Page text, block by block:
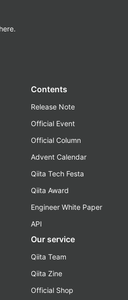
Contents
Release Note
Official Event
Official Column
Advent Calendar
Qiita Tech Festa
Qiita Award
Engineer White Paper
API
Our service
Qiita Team
Qiita Zine
Official Shop